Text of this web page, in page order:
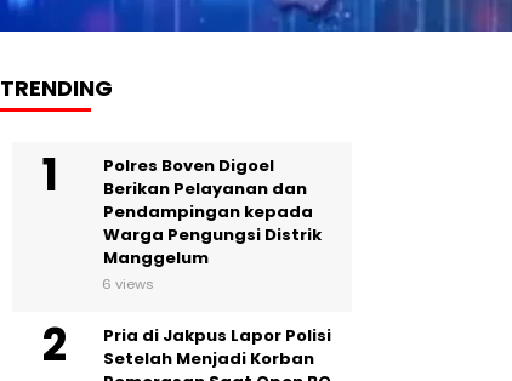
TRENDING
Polres Boven Digoel
Berikan Pelayanan dan
Pendampingan kepada
Warga Pengungsi Distrik
Manggelum
6 views
Pria di Jakpus Lapor Polisi
Setelah Menjadi Korban